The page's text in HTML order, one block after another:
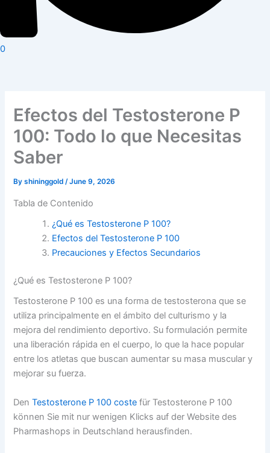
0
Efectos del Testosterone P
100: Todo lo que Necesitas
Saber
Byshininggold/June 9, 2026
Tabla de Contenido
¿Qué es Testosterone P 100?
Efectos del Testosterone P 100
Precauciones y Efectos Secundarios
¿Qué es Testosterone P 100?
Testosterone P 100 es una forma de testosterona que se
utiliza principalmente en el ámbito del culturismo y la
mejora del rendimiento deportivo. Su formulación permite
una liberación rápida en el cuerpo, lo que la hace popular
entre los atletas que buscan aumentar su masa muscular y
mejorar su fuerza.
DenTestosterone P 100 coste für Testosterone P 100
können Sie mit nur wenigen Klicks auf der Website des
Pharmashops in Deutschland herausfinden.